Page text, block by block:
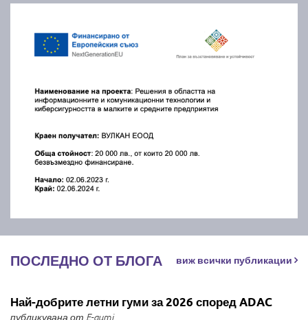
ПОСЛЕДНО ОТ БЛОГА виж всички публикации
Най-добрите летни гуми за 2026 според ADAC
публикувана от E-gumi